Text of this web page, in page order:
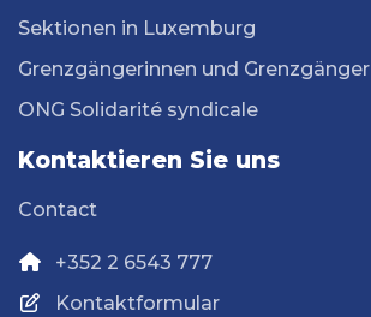
Sektionen in Luxemburg
Grenzgängerinnen und Grenzgänger
ONG Solidarité syndicale
Kontaktieren Sie uns
Contact
+352 2 6543 777
Kontaktformular